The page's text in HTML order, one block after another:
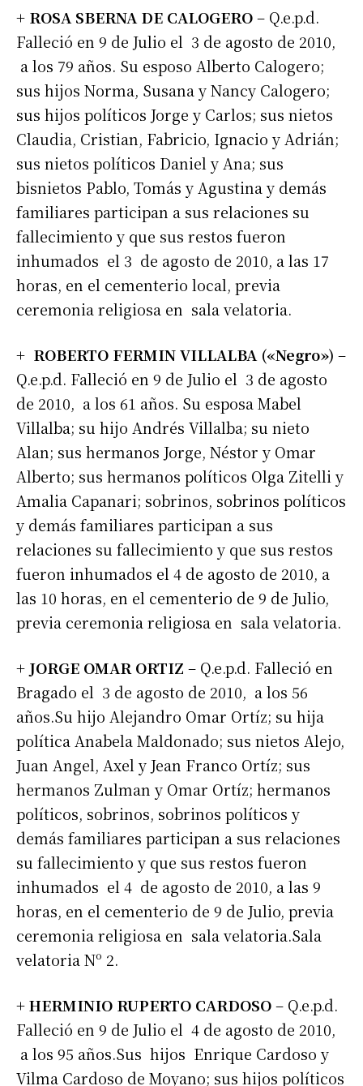
+ ROSA SBERNA DE CALOGERO– Q.e.p.d.
Falleció en 9 de Julio el 3 de agosto de 2010,
a los 79 años. Su esposo Alberto Calogero;
sus hijos Norma, Susana y Nancy Calogero;
sus hijos políticos Jorge y Carlos; sus nietos
Claudia, Cristian, Fabricio, Ignacio y Adrián;
sus nietos políticos Daniel y Ana; sus
bisnietos Pablo, Tomás y Agustina y demás
familiares participan a sus relaciones su
fallecimiento y que sus restos fueron
inhumados el 3 de agosto de 2010, a las 17
horas, en el cementerio local, previa
ceremonia religiosa en sala velatoria.
+ ROBERTO FERMIN VILLALBA («Negro») –
Q.e.p.d. Falleció en 9 de Julio el 3 de agosto
de 2010, a los 61 años. Su esposa Mabel
Villalba; su hijo Andrés Villalba; su nieto
Alan; sus hermanos Jorge, Néstor y Omar
Alberto; sus hermanos políticos Olga Zitelli y
Amalia Capanari; sobrinos, sobrinos políticos
y demás familiares participan a sus
relaciones su fallecimiento y que sus restos
fueron inhumados el 4 de agosto de 2010, a
las 10 horas, en el cementerio de 9 de Julio,
previa ceremonia religiosa en sala velatoria.
+ JORGE OMAR ORTIZ – Q.e.p.d. Falleció en
Bragado el 3 de agosto de 2010, a los 56
años.Su hijo Alejandro Omar Ortíz; su hija
política Anabela Maldonado; sus nietos Alejo,
Juan Angel, Axel y Jean Franco Ortíz; sus
hermanos Zulman y Omar Ortíz; hermanos
políticos, sobrinos, sobrinos políticos y
demás familiares participan a sus relaciones
su fallecimiento y que sus restos fueron
inhumados el 4 de agosto de 2010, a las 9
horas, en el cementerio de 9 de Julio, previa
ceremonia religiosa en sala velatoria.Sala
velatoria Nº 2.
+ HERMINIO RUPERTO CARDOSO– Q.e.p.d.
Falleció en 9 de Julio el 4 de agosto de 2010,
a los 95 años.Sus hijos Enrique Cardoso y
Vilma Cardoso de Moyano; sus hijos políticos